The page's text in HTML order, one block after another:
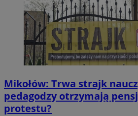
Mikołów: Trwa strajk
pedagodzy otrzymają
protestu?